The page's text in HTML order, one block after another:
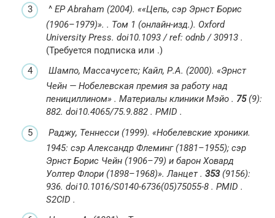
^ EP Abraham (2004). ««Цепь, сэр Эрнст Борис
(1906–1979)». . Том 1 (онлайн-изд.). Oxford
University Press. doi10.1093 / ref: odnb / 30913 .
(Требуется подписка или .)
Шампо, Массачусетс; Кайл, Р.А. (2000). «Эрнст
Чейн — Нобелевская премия за работу над
пенициллином» . Материалы клиники Мэйо . 75(9):
882. doi10.4065/75.9.882 . PMID .
Раджу, Теннесси (1999). «Нобелевские хроники.
1945: сэр Александр Флеминг (1881–1955); сэр
Эрнст Борис Чейн (1906–79) и барон Ховард
Уолтер Флори (1898–1968)». Ланцет. 353(9156):
936. doi10.1016/S0140-6736(05)75055-8 . PMID .
S2CID .